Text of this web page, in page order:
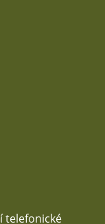
telefonické